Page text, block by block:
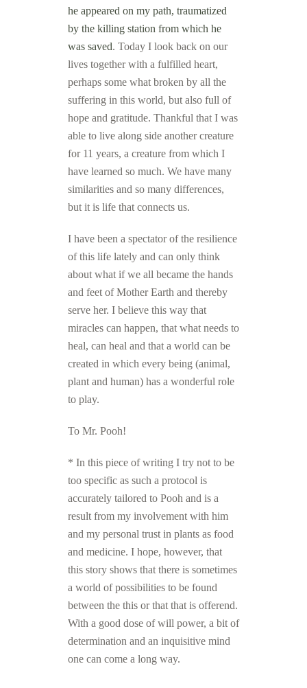
he appeared on my path, traumatized
by the killing station from which he
was saved. Today I look back on our
lives together with a fulfilled heart,
perhaps some what broken by all the
suffering in this world, but also full of
hope and gratitude. Thankful that I was
able to live along side another creature
for 11 years, a creature from which I
have learned so much. We have many
similarities and so many differences,
but it is life that connects us.
I have been a spectator of the resilience
of this life lately and can only think
about what if we all became the hands
and feet of Mother Earth and thereby
serve her. I believe this way that
miracles can happen, that what needs to
heal, can heal and that a world can be
created in which every being (animal,
plant and human) has a wonderful role
to play.
To Mr. Pooh!
* In this piece of writing I try not to be
too specific as such a protocol is
accurately tailored to Pooh and is a
result from my involvement with him
and my personal trust in plants as food
and medicine. I hope, however, that
this story shows that there is sometimes
a world of possibilities to be found
between the this or that that is offerend.
With a good dose of will power, a bit of
determination and an inquisitive mind
one can come a long way.